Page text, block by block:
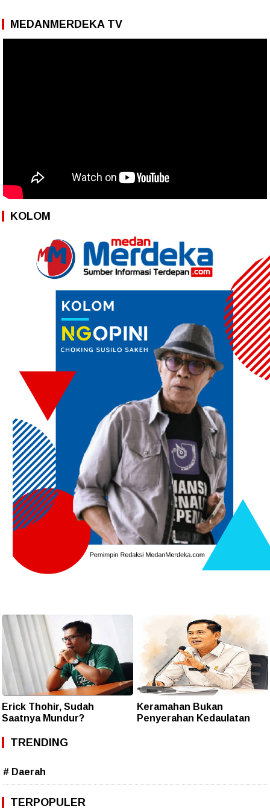
MEDANMERDEKA TV
KOLOM
Erick Thohir, Sudah
Saatnya Mundur?
Keramahan Bukan
Penyerahan Kedaulatan
TRENDING
# Daerah
TERPOPULER